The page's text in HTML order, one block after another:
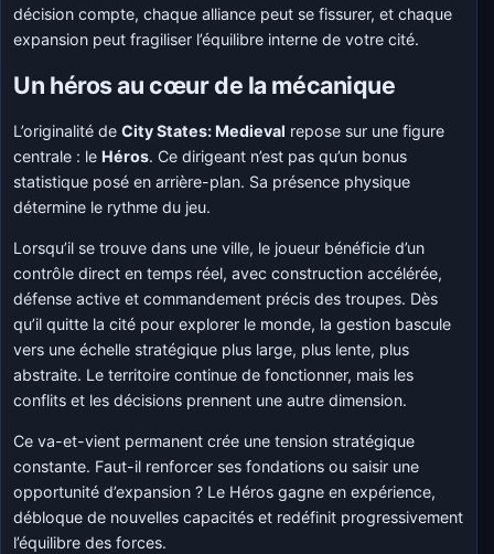
décision compte, chaque alliance peut se fissurer, et chaque
expansion peut fragiliser l’équilibre interne de votre cité.
Un héros au cœur de la mécanique
L’originalité deCity States: Medieval repose sur une figure
centrale : le Héros. Ce dirigeant n’est pas qu’un bonus
statistique posé en arrière-plan. Sa présence physique
détermine le rythme du jeu.
Lorsqu’il se trouve dans une ville, le joueur bénéficie d’un
contrôle direct en temps réel, avec construction accélérée,
défense active et commandement précis des troupes. Dès
qu’il quitte la cité pour explorer le monde, la gestion bascule
vers une échelle stratégique plus large, plus lente, plus
abstraite. Le territoire continue de fonctionner, mais les
conflits et les décisions prennent une autre dimension.
Ce va-et-vient permanent crée une tension stratégique
constante. Faut-il renforcer ses fondations ou saisir une
opportunité d’expansion ? Le Héros gagne en expérience,
débloque de nouvelles capacités et redéfinit progressivement
l’équilibre des forces.